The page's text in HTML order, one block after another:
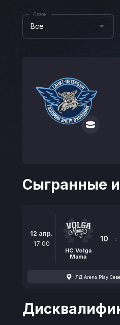
Все
Сезон
Сыгранные
12 апр.
17:00
HC Volga
Mama
10 :
ЛД Arena Play